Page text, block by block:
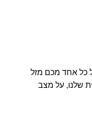
כל אחד מכם מזל
שלנו, על מצב